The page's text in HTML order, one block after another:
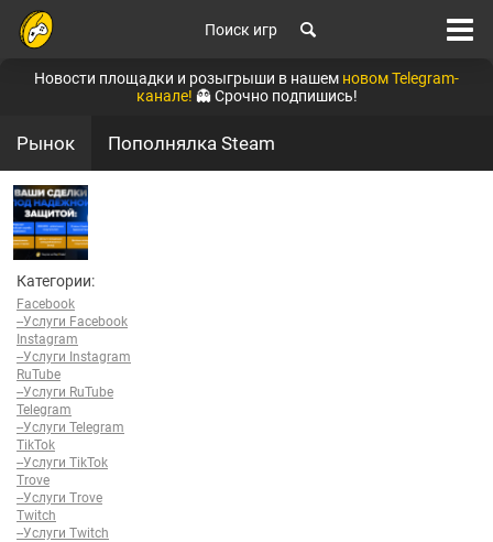
Поиск игр
Новости площадки и розыгрыши в нашем новом Telegram-
канале! 👻 Срочно подпишись!
Рынок Пополнялка Steam
Категории:
Facebook
--Услуги Facebook
Instagram
--Услуги Instagram
RuTube
--Услуги RuTube
Telegram
--Услуги Telegram
TikTok
--Услуги TikTok
Trove
--Услуги Trove
Twitch
--Услуги Twitch